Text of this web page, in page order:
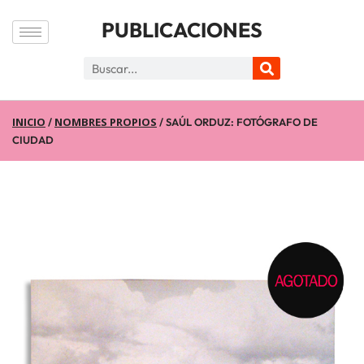
PUBLICACIONES
INICIO / NOMBRES PROPIOS / SAÚL ORDUZ: FOTÓGRAFO DE
CIUDAD